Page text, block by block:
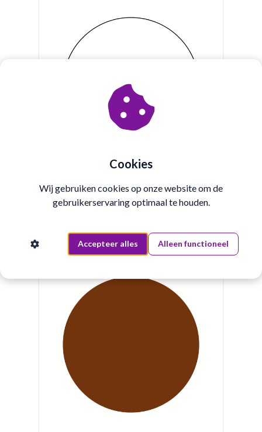
Cookies
Wij gebruiken cookies op onze website om de
gebruikerservaring optimaal te houden.
Alleen functioneel
Accepteer alles